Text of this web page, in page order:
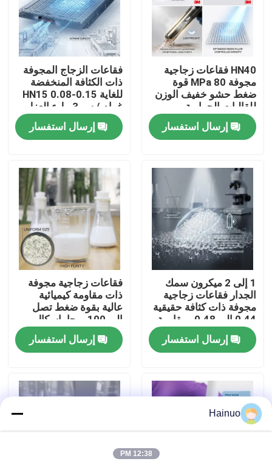
منزل
عرض الواقع الافتراضي
حول بنا
جولة في المعمل
ضبط الجودة
اتصل بنا
طلب اقتباس
مجهرية زجاجية مجوفة
HN40 فقاعات زجاجية
مجوفة 80 MPa قوة
ضغط حشو خفيف الوزن
للقالبات الحرارية
البلاستيكية المركبة
إرسال استفسار
فقاعات الزجاج المجوفة
ذات الكثافة المنخفضة
للغاية HN15 0.08-0.15
غرام / سم3 ملء العزل
الحراري لطلاء كفاءة
الطاقةإرسال استفسار
1 إلى 2 ميكرون سمك
الجدار فقاعات زجاجية
مجوفة ذات كثافة حقيقية
0.44 إلى 0.48 ومقاومة
كيميائية عالية للاستخدام
الصناعيإرسال استفسار
فقاعات زجاجية مجوفة
ذات مقاومة كيميائية
عالية بقوة ضغط تصل
إلى 100 ميجا باسكال
وموصلية حرارية منخفضة
إرسال استفسار
Hainuo
12:38 PM